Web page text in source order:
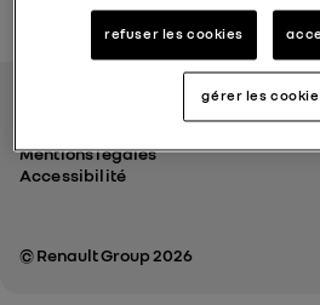
Les autres marques
Alpine Cars events
Renault events
Liens utiles
© Renault Group 2026
Mentions légales
Accessibilité
refuser les cookies
gérer les